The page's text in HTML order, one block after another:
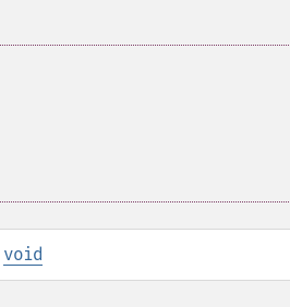
void